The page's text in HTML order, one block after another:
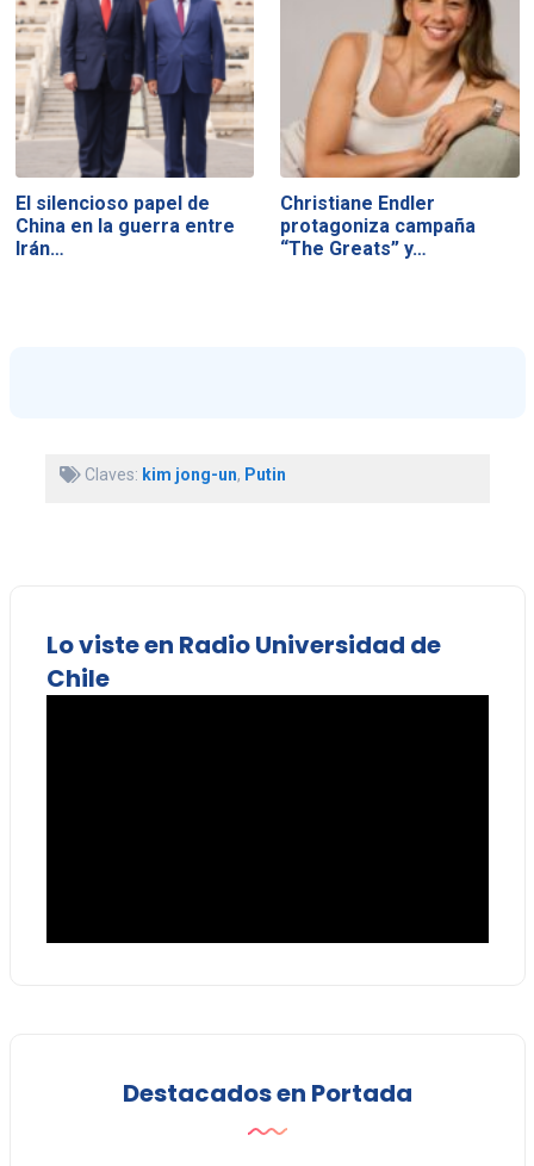
El silencioso papel de
China en la guerra entre
Irán…
Christiane Endler
protagoniza campaña
“The Greats” y…
Claves: kim jong-un, Putin
Lo viste en Radio Universidad de
Chile
Destacados en Portada